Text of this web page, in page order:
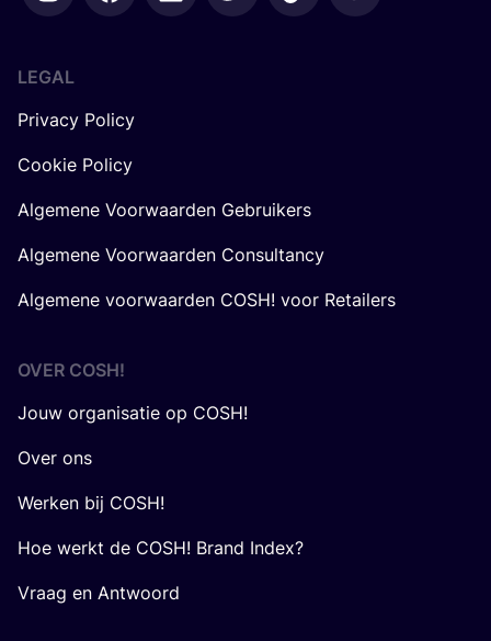
LEGAL
Privacy Policy
Cookie Policy
Algemene Voorwaarden Gebruikers
Algemene Voorwaarden Consultancy
Algemene voorwaarden COSH! voor Retailers
OVER COSH!
Jouw organisatie op COSH!
Over ons
Werken bij COSH!
Hoe werkt de COSH! Brand Index?
Vraag en Antwoord